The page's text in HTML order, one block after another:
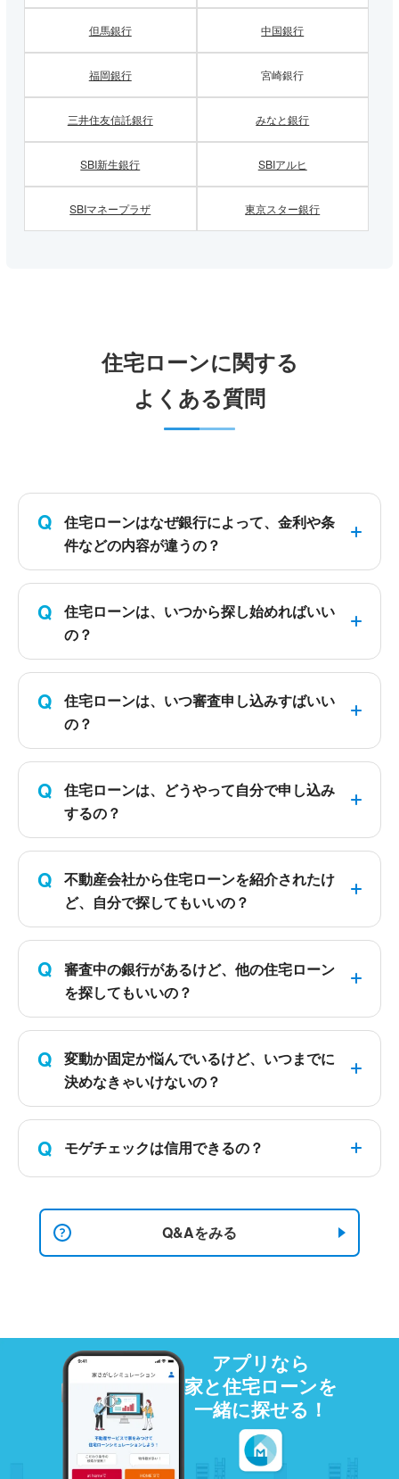
但馬銀行 中国銀行
福岡銀行 宮崎銀行
三井住友信託銀行 みなと銀行
SBI新生銀行 SBIアルヒ
SBIマネープラザ 東京スター銀行
住宅ローンに関する
よくある質問
Q
住宅ローンはなぜ銀行によって、金利や条
件などの内容が違うの？
Q
住宅ローンは、いつから探し始めればいい
の？
Q
住宅ローンは、いつ審査申し込みすばいい
の？
Q
住宅ローンは、どうやって自分で申し込み
するの？
Q
不動産会社から住宅ローンを紹介されたけ
ど、自分で探してもいいの？
Q
審査中の銀行があるけど、他の住宅ローン
を探してもいいの？
Q
変動か固定か悩んでいるけど、いつまでに
決めなきゃいけないの？
Q モゲチェックは信用できるの？
Q&Aをみる
アプリなら
家と住宅ローンを
一緒に探せる！